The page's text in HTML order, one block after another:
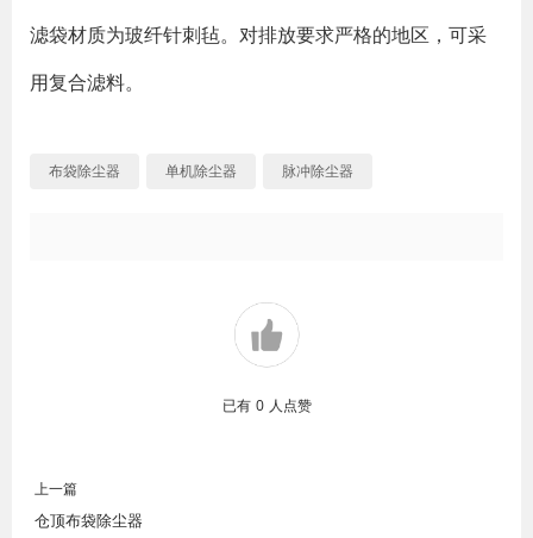
滤袋材质为玻纤针刺毡。对排放要求严格的地区，可采
用复合滤料。
布袋除尘器 单机除尘器 脉冲除尘器
已有 0 人点赞
上一篇
仓顶布袋除尘器